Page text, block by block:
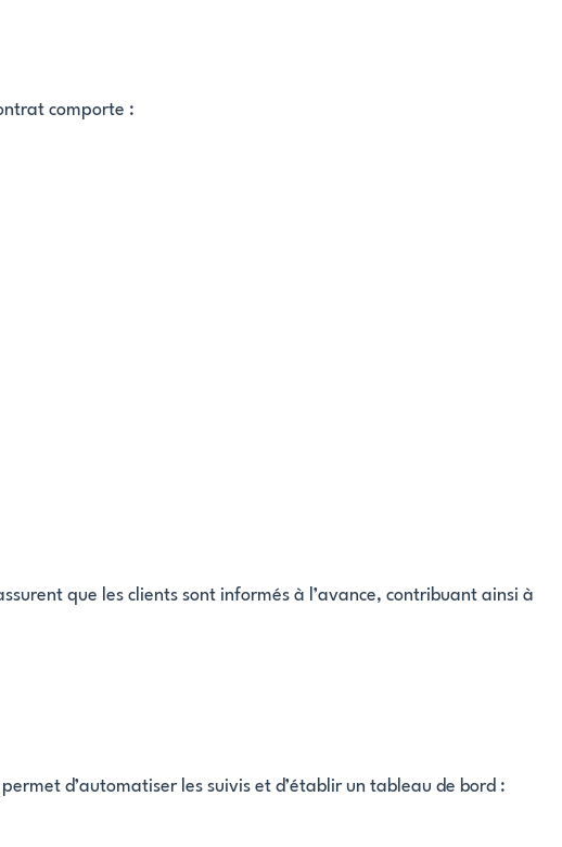
comporte :
que les clients sont informés à l’avance, contribuant ainsi à
d’automatiser les suivis et d’établir un tableau de bord :